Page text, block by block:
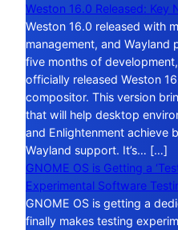
Weston 16.0 Released: Key
Weston 16.0 released with
management, and
five months of
officially released Weston
compositor. This version
that will help desktop
and Enlightenment achieve
Wayland support. It’s… […]
GNOME OS is Getting a
Experimental Software
GNOME OS is getting a
finally makes testing